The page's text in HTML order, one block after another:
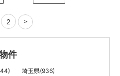
2 >
件
埼玉県(936)